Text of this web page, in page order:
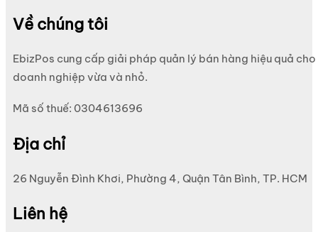
Về chúng tôi
EbizPos cung cấp giải pháp quản lý bán hàng hiệu quả cho
doanh nghiệp vừa và nhỏ.
Mã số thuế: 0304613696
Địa chỉ
26 Nguyễn Đình Khơi, Phường 4, Quận Tân Bình, TP. HCM
Liên hệ